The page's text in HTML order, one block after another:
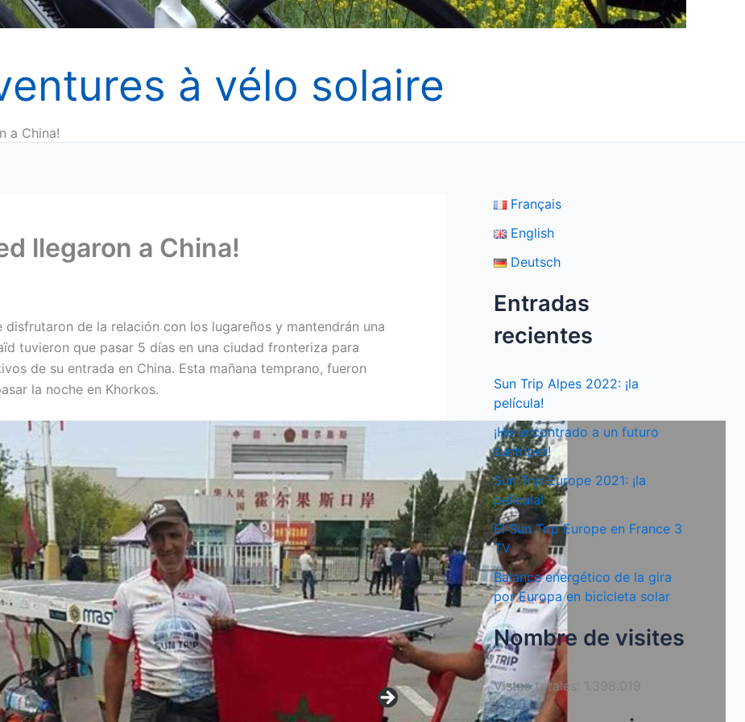
à vélo solaire
a China!
llegaron a China!
disfrutaron de la relación con los lugareños y mantendrán una
tuvieron que pasar 5 días en una ciudad fronteriza para
de su entrada en China. Esta mañana temprano, fueron
la noche en Khorkos.
Français
English
Deutsch
Entradas
recientes
Sun Trip Alpes 2022: ¡la
película!
¡He encontrado a un futuro
suntriper!
Sun Trip Europe 2021: ¡la
película!
El Sun Trip Europe en France 3
TV
Balance energético de la gira
por Europa en bicicleta solar
Nombre de visites
Vistas totales: